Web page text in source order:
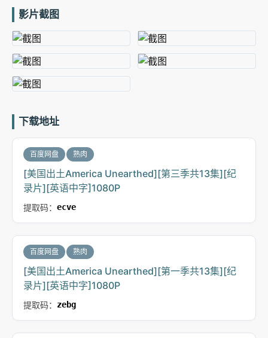
影片截图
下载地址
百度网盘 熟肉
[美国出土America Unearthed][第三季共13集][纪
录片][英语中字]1080P
提取码： ecve
百度网盘 熟肉
[美国出土America Unearthed][第一季共13集][纪
录片][英语中字]1080P
提取码： zebg